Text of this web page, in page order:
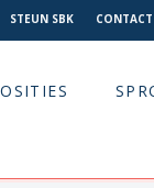
STEUN SBK CONTACT